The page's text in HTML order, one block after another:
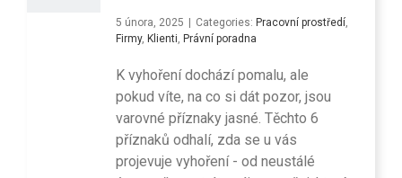
5 února, 2025 | Categories: Pracovní prostředí
Firmy, Klienti Právní poradna
K vyhoření dochází pomalu, ale
pokud víte, na co si dát pozor, jsou
varovné příznaky jasné. Těchto 6
příznaků odhalí, zda se u vás
projevuje vyhoření - od neustálé